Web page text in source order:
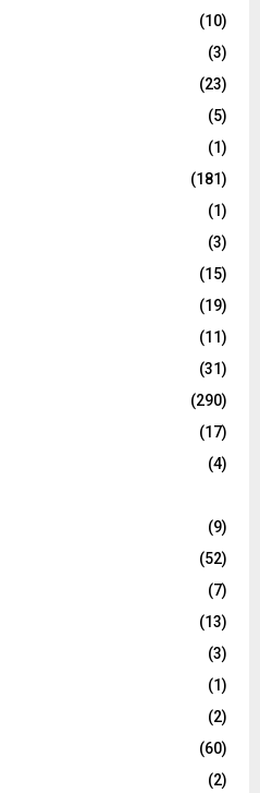
(10)
(3)
(23)
(5)
(1)
(181)
(1)
(3)
(15)
(19)
(11)
(31)
(290)
(17)
(4)
(9)
(52)
(7)
(13)
(3)
(1)
(2)
(60)
(2)